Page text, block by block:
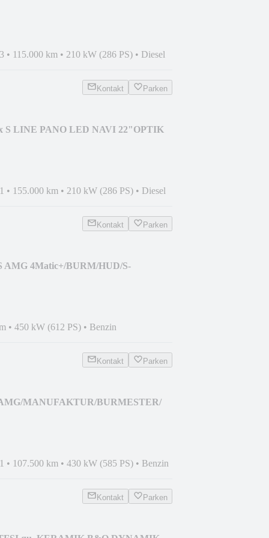
• 115.000 km • 210 kW (286 PS) • Diesel
Kontakt Parken
S LINE PANO LED NAVI 22"OPTIK
• 155.000 km • 210 kW (286 PS) • Diesel
Kontakt Parken
AMG 4Matic+/BURM/HUD/S-
• 450 kW (612 PS) • Benzin
Kontakt Parken
AMG/MANUFAKTUR/BURMESTER/
• 107.500 km • 430 kW (585 PS) • Benzin
Kontakt Parken